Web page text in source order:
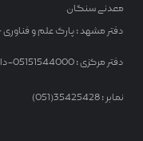
معدنی سنگان
دفتر مشهد : پارک علم و
دفتر مرکزی : 05151544000-داخلی 5010 و 5011
نمابر : 35425428(051)